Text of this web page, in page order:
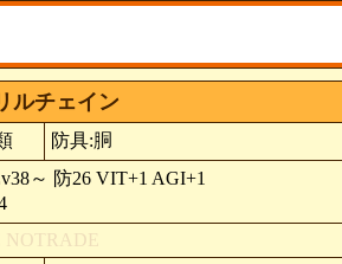
ルチェイン
防具:胴
～ 防26 VIT+1 AGI+1
NOTRADE